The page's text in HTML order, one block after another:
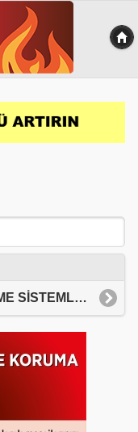
YANGIN RAPORU VE SÖNDÜRME SİSTEMLERİ & CİHAZLARI